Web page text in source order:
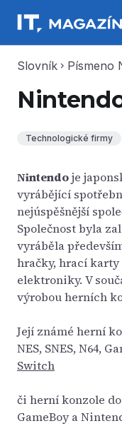
Slovník chevron_right Písmeno
Technologické firmy
Nintendoje
vyrábějící
nejúspěšnější
Společnost byla
vyráběla
hračky, hrací
elektroniky. V
výrobou herních
Její známé herní
NES, SNES, N64,
Switch
či herní konzole
GameBoy a